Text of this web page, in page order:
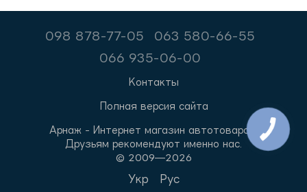
098 878-77-05
063 580-66-55
066 935-06-00
Контакты
Полная версия сайта
Арнаж - Интернет магазин автотоваров.
Друзьям рекомендуют именно нас.
© 2009—2026
Укр Рус